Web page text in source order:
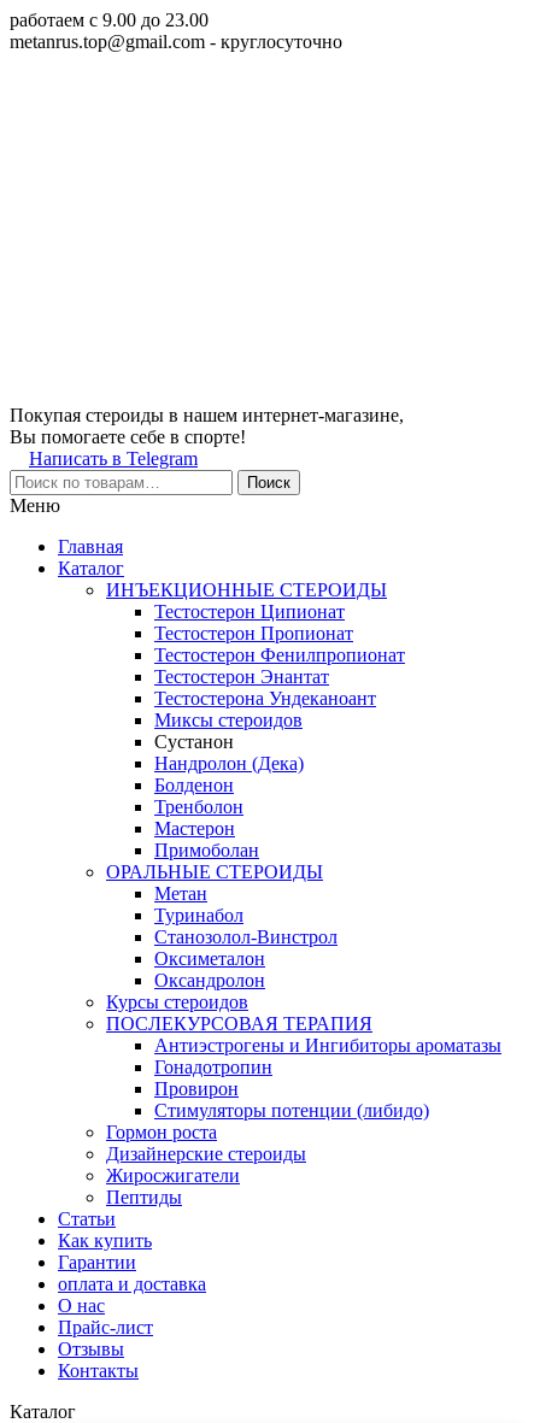
работаем c 9.00 до 23.00
metanrus.top@gmail.com - круглосуточно
Покупая стероиды в нашем интернет-магазине,
Вы помогаете себе в спорте!
Написать в Telegram
Поиск
Меню
Главная
Каталог
ИНЪЕКЦИОННЫЕ СТЕРОИДЫ
Тестостерон Ципионат
Тестостерон Пропионат
Тестостерон Фенилпропионат
Тестостерон Энантат
Тестостерона Ундеканоант
Миксы стероидов
Сустанон
Нандролон (Дека)
Болденон
Тренболон
Мастерон
Примоболан
ОРАЛЬНЫЕ СТЕРОИДЫ
Метан
Туринабол
Станозолол-Винстрол
Оксиметалон
Оксандролон
Курсы стероидов
ПОСЛЕКУРСОВАЯ ТЕРАПИЯ
Антиэстрогены и Ингибиторы ароматазы
Гонадотропин
Провирон
Стимуляторы потенции (либидо)
Гормон роста
Дизайнерские стероиды
Жиросжигатели
Пептиды
Статьи
Как купить
Гарантии
оплата и доставка
О нас
Прайс-лист
Отзывы
Контакты
Каталог